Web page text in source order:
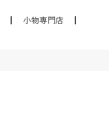
小物専門店